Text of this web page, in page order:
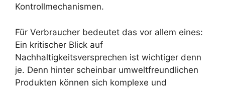
Kontrollmechanismen.
Für Verbraucher bedeutet das vor allem eines:
Ein kritischer Blick auf
Nachhaltigkeitsversprechen ist wichtiger denn
je. Denn hinter scheinbar umweltfreundlichen
Produkten können sich komplexe und